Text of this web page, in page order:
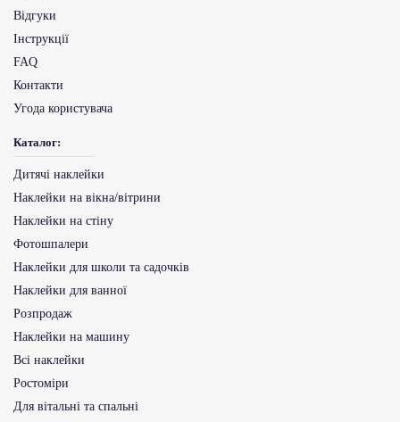
Відгуки
Інструкції
FAQ
Контакти
Угода користувача
Каталог:
Дитячі наклейки
Наклейки на вікна/вітрини
Наклейки на стіну
Фотошпалери
Наклейки для школи та садочків
Наклейки для ванної
Розпродаж
Наклейки на машину
Всі наклейки
Ростоміри
Для вітальні та спальні